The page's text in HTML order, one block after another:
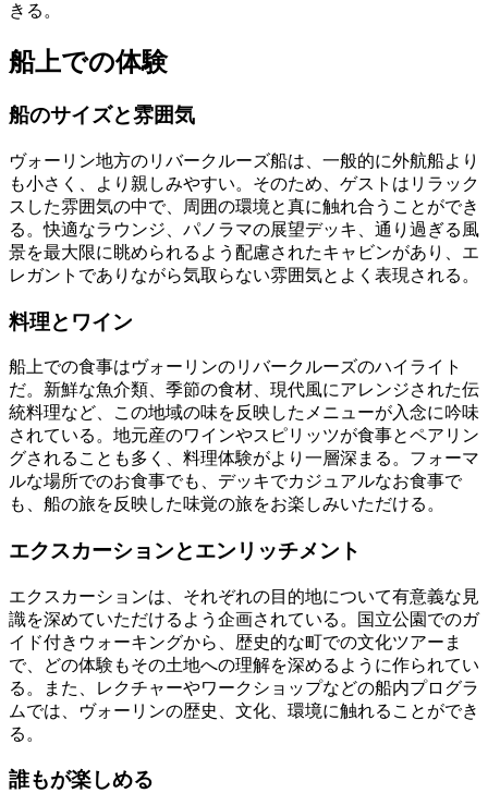
きる。
船上での体験
船のサイズと雰囲気
ヴォーリン地方のリバークルーズ船は、一般的に外航船より
も小さく、より親しみやすい。そのため、ゲストはリラック
スした雰囲気の中で、周囲の環境と真に触れ合うことができ
る。快適なラウンジ、パノラマの展望デッキ、通り過ぎる風
景を最大限に眺められるよう配慮されたキャビンがあり、エ
レガントでありながら気取らない雰囲気とよく表現される。
料理とワイン
船上での食事はヴォーリンのリバークルーズのハイライト
だ。新鮮な魚介類、季節の食材、現代風にアレンジされた伝
統料理など、この地域の味を反映したメニューが入念に吟味
されている。地元産のワインやスピリッツが食事とペアリン
グされることも多く、料理体験がより一層深まる。フォーマ
ルな場所でのお食事でも、デッキでカジュアルなお食事で
も、船の旅を反映した味覚の旅をお楽しみいただける。
エクスカーションとエンリッチメント
エクスカーションは、それぞれの目的地について有意義な見
識を深めていただけるよう企画されている。国立公園でのガ
イド付きウォーキングから、歴史的な町での文化ツアーま
で、どの体験もその土地への理解を深めるように作られてい
る。また、レクチャーやワークショップなどの船内プログラ
ムでは、ヴォーリンの歴史、文化、環境に触れることができ
る。
誰もが楽しめる